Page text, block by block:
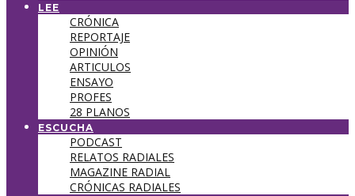
LEE
CRÓNICA
REPORTAJE
OPINIÓN
ARTICULOS
ENSAYO
PROFES
28 PLANOS
ESCUCHA
PODCAST
RELATOS RADIALES
MAGAZINE RADIAL
CRÓNICAS RADIALES